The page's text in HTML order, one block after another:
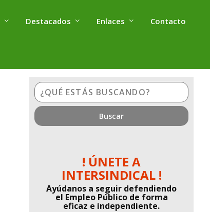
Destacados Enlaces Contacto
¿Qué
estás
buscando?
! ÚNETE A
INTERSINDICAL !
Ayúdanos a seguir defendiendo
el Empleo Público de forma
eficaz e independiente.